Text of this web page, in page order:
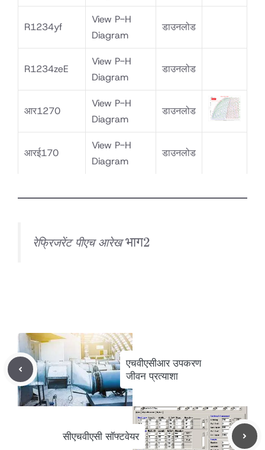
R1234yf
View P-H
Diagram
डाउनलोड
R1234zeE
View P-H
Diagram
डाउनलोड
आर1270
View P-H
Diagram
डाउनलोड
आरई170
View P-H
Diagram
डाउनलोड
रेफ्रिजरेंट पीएच आरेखभाग
भाग2
एचवीएसीआर उपकरण
जीवन प्रत्याशा
सीएचवीएसी सॉफ्टवेयर